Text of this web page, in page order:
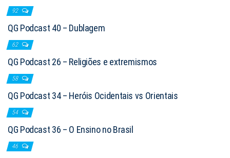
92
QG Podcast 40 – Dublagem
62
QG Podcast 26 – Religiões e extremismos
58
QG Podcast 34 – Heróis Ocidentais vs Orientais
54
QG Podcast 36 – O Ensino no Brasil
46